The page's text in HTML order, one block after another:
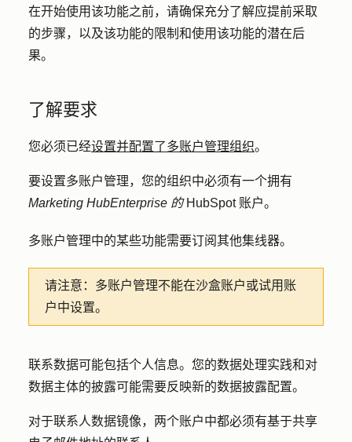
在开始使用该功能之前，请确保充分了解应提前采取
的步骤，以及该功能的限制和使用该功能的潜在后
果。
了解要求
您必须已经设置并配置了多账户管理组织。
要设置多账户管理，您的组织中必须有一个拥有
Marketing HubEnterprise 的HubSpot 账户。
多账户管理中的某些功能需要订阅其他集线器。
请注意： 多账户管理不能在沙盒账户或试用账
户中设置。
联系数据可能包括个人信息。您的数据处理实践和对
数据主体的披露可能需要反映新的数据披露配置。
对于联系人数据镜像，两个账户中都必须有基于共享